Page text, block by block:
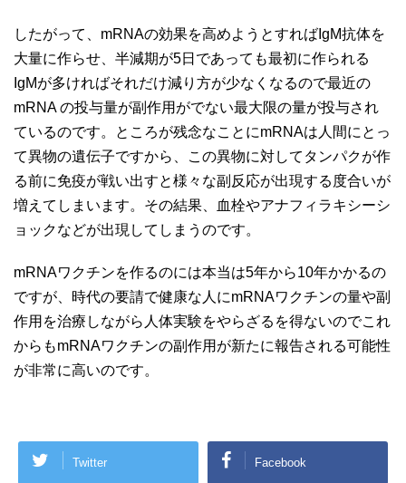
したがって、mRNAの効果を高めようとすればIgM抗体を
大量に作らせ、半減期が5日であっても最初に作られる
IgMが多ければそれだけ減り方が少なくなるので最近の
mRNA の投与量が副作用がでない最大限の量が投与され
ているのです。ところが残念なことにmRNAは人間にとっ
て異物の遺伝子ですから、この異物に対してタンパクが作
る前に免疫が戦い出すと様々な副反応が出現する度合いが
増えてしまいます。その結果、血栓やアナフィラキシーシ
ョックなどが出現してしまうのです。
mRNAワクチンを作るのには本当は5年から10年かかるの
ですが、時代の要請で健康な人にmRNAワクチンの量や副
作用を治療しながら人体実験をやらざるを得ないのでこれ
からもmRNAワクチンの副作用が新たに報告される可能性
が非常に高いのです。
Twitter Facebook